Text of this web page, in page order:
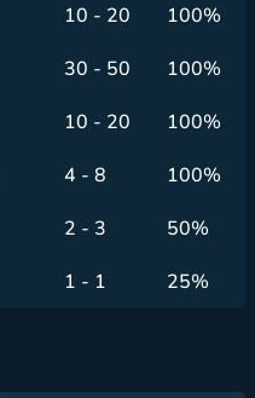
10 - 20
100%
30 - 50
100%
10 - 20
100%
4 - 8
100%
2 - 3
50%
1 - 1 25%